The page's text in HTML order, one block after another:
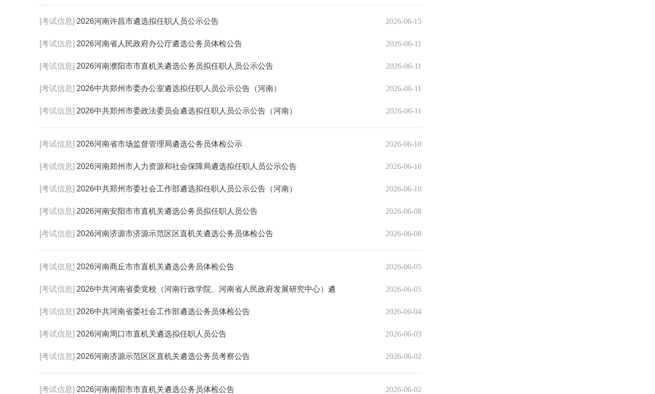
[考试信息] 2026河南许昌市遴选拟任职人员公示公告 2026-06-15
[考试信息] 2026河南省人民政府办公厅遴选公务员体检公告 2026-06-11
[考试信息] 2026河南濮阳市市直机关遴选公务员拟任职人员公示公告 2026-06-11
[考试信息] 2026中共郑州市委办公室遴选拟任职人员公示公告（河南） 2026-06-11
[考试信息] 2026中共郑州市委政法委员会遴选拟任职人员公示公告（河南） 2026-06-11
[考试信息] 2026河南省市场监督管理局遴选公务员体检公示 2026-06-10
[考试信息] 2026河南郑州市人力资源和社会保障局遴选拟任职人员公示公告 2026-06-10
[考试信息] 2026中共郑州市委社会工作部遴选拟任职人员公示公告（河南） 2026-06-10
[考试信息] 2026河南安阳市市直机关遴选公务员拟任职人员公告 2026-06-08
[考试信息] 2026河南济源市济源示范区区直机关遴选公务员体检公告 2026-06-08
[考试信息] 2026河南商丘市市直机关遴选公务员体检公告 2026-06-05
[考试信息] 2026中共河南省委党校（河南行政学院、河南省人民政府发展研究中心）遴 2026-06-05
[考试信息] 2026中共河南省委社会工作部遴选公务员体检公告 2026-06-04
[考试信息] 2026河南周口市直机关遴选拟任职人员公告 2026-06-03
[考试信息] 2026河南济源示范区区直机关遴选公务员考察公告 2026-06-02
[考试信息] 2026河南南阳市市直机关遴选公务员体检公告 2026-06-02